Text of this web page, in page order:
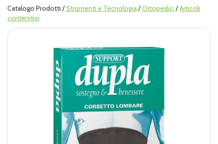
Catalogo Prodotti /Strumenti e Tecnologia/Ortopedici /Articoli
contenitivi